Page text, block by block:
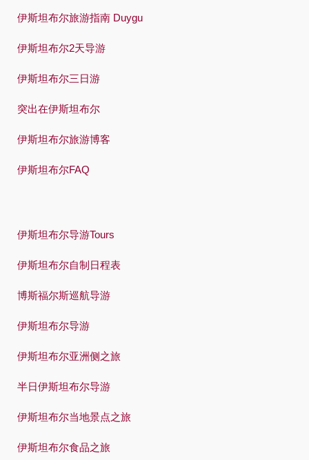
伊斯坦布尔旅游指南 Duygu
伊斯坦布尔2天导游
伊斯坦布尔三日游
突出在伊斯坦布尔
伊斯坦布尔旅游博客
伊斯坦布尔FAQ
伊斯坦布尔导游Tours
伊斯坦布尔自制日程表
博斯福尔斯巡航导游
伊斯坦布尔导游
伊斯坦布尔亚洲侧之旅
半日伊斯坦布尔导游
伊斯坦布尔当地景点之旅
伊斯坦布尔食品之旅